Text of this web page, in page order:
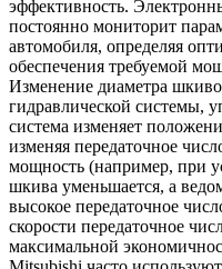
эффективность.
постоянно мониторит
автомобиля, определяя
обеспечения требуемой
Изменение диаметра
гидравлической системы,
система изменяет
изменяя передаточное
мощность (например, при
шкива уменьшается, а
высокое передаточное
скорости передаточное
максимальной